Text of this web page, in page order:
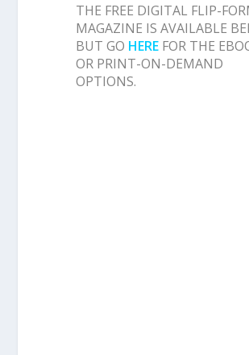
THE FREE DIGITAL FLIP-
MAGAZINE IS AVAILABLE
BUT GO HERE FOR THE
OR PRINT-ON-DEMAND
OPTIONS.